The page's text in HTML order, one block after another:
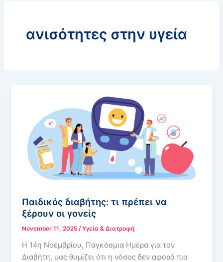
ανισότητες στην υγεία
Παιδικός διαβήτης: τι πρέπει να
ξέρουν οι γονείς
November 11, 2025 /Υγεία & Διατροφή
Η 14η Νοεμβρίου, Παγκόσμια Ημέρα για τον
Διαβήτη, μας θυμίζει ότι η νόσος δεν αφορά πια